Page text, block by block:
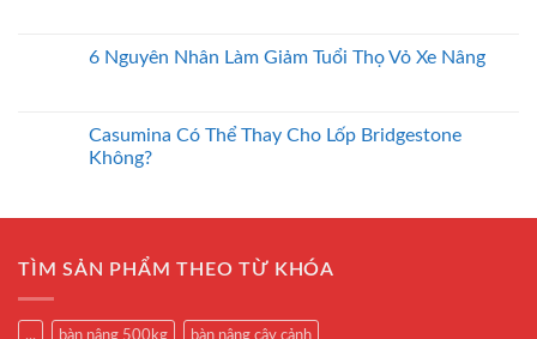
6 Nguyên Nhân Làm Giảm Tuổi Thọ Vỏ Xe Nâng
Casumina Có Thể Thay Cho Lốp Bridgestone
Không?
TÌM SẢN PHẨM THEO TỪ KHÓA
... bàn nâng 500kg bàn nâng cây cảnh